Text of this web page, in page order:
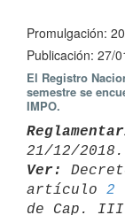
Promulgación:
Publicación: 27/
El Registro
semestre se
IMPO.
Ver:
artículo 2